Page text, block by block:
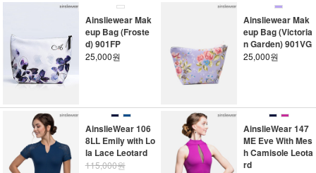
Ainsliewear Mak
eup Bag (Froste
d) 901FP
25,000원
Ainsliewear Mak
eup Bag (Victoria
n Garden) 901VG
25,000원
AinslieWear 106
8LL Emily with Lo
la Lace Leotard
115,000원
AinslieWear 147
ME Eve With Mes
h Camisole Leota
rd